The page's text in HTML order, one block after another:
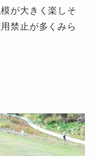
が大きく楽しそ
禁止が多くみら